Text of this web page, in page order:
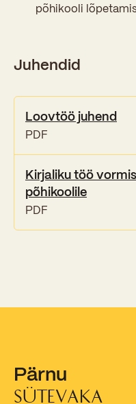
põhikooli
Juhendid
Loovtöö juhend
PDF
Kirjaliku töö
põhikoolile
PDF
Pärnu
SÜTEVAKA